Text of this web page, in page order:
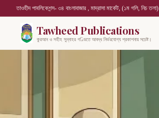
তাওহীদ পাবলিকেশন্স- ৩৪ বাংলাবাজার , মাদ্রাসা মার্কেট, (১ম গলি, নিচ তলা)
Tawheed Publications
কুরআন ও সহীহ সুন্নাহর গণ্ডিতে আবদ্ধ নির্ভরযোগ্য প্রকাশনায় সচেষ্ট।